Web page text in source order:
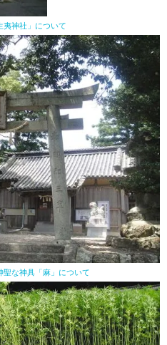
夷神社」について
聖な神具「麻」について